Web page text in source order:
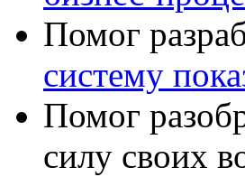
Помог
систему
Помог
силу своих